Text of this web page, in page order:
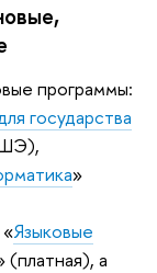
программы:
государства
»
Языковые
(платная), а